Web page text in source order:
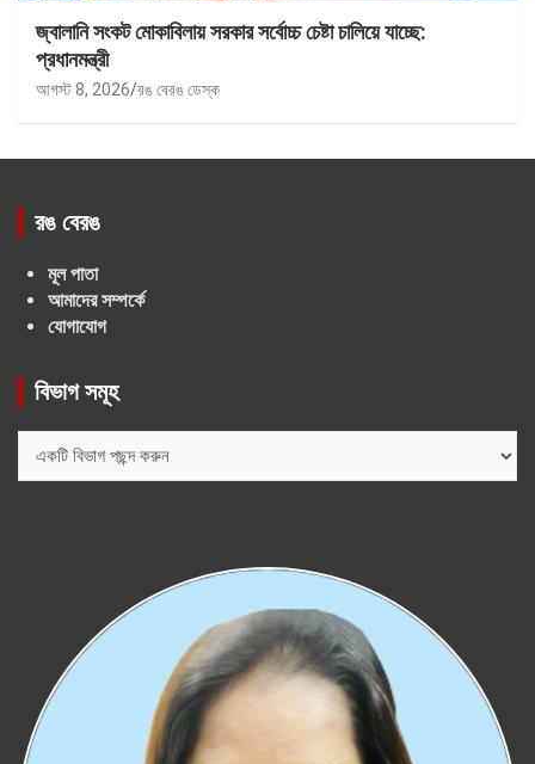
জ্বালানি সংকট মোকাবিলায় সরকার সর্বোচ্চ চেষ্টা চালিয়ে যাচ্ছে:
প্রধানমন্ত্রী
আগস্ট 8, 2026 রঙ বেরঙ ডেস্ক
রঙ বেরঙ
মূল পাতা
আমাদের সম্পর্কে
যোগাযোগ
বিভাগ সমূহ